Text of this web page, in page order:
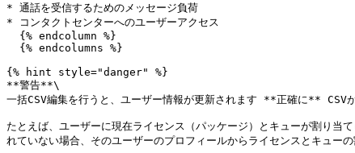
* 通話を受信するためのメッセージ負荷
* コンタクトセンターへのユーザーアクセス
{% hint style="danger" %}
**警告**\
一括CSV編集を行うと、ユーザー情報が更新されます **正確に** CSV
たとえば、ユーザーに現在ライセンス（パッケージ）とキューが割り当
れていない場合、そのユーザーのプロフィールからライセンスとキューの